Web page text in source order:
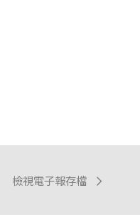
檢視電子報存檔